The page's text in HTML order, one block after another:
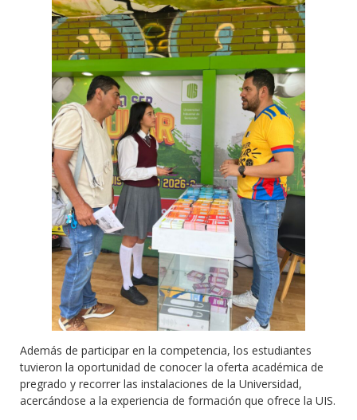
Además de participar en la competencia, los estudiantes
tuvieron la oportunidad de conocer la oferta académica de
pregrado y recorrer las instalaciones de la Universidad,
acercándose a la experiencia de formación que ofrece la UIS.